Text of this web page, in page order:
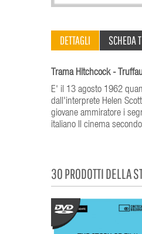
DETTAGLI SCHEDA
Trama Hitchcock -
E' il 13 agosto 1962
dall'interprete Helen
giovane ammiratore i
italiano Il cinema
30 PRODOTTI DELLA